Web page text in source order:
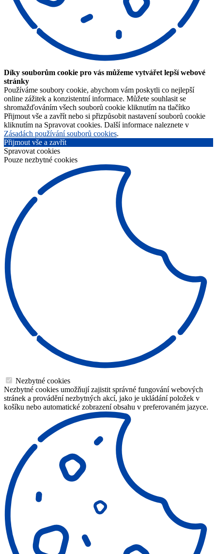
Díky souborům cookie pro vás můžeme vytvářet lepší webové
stránky
Používáme soubory cookie, abychom vám poskytli co nejlepší
online zážitek a konzistentní informace. Můžete souhlasit se
shromažďováním všech souborů cookie kliknutím na tlačítko
Přijmout vše a zavřít nebo si přizpůsobit nastavení souborů cookie
kliknutím na Spravovat cookies. Další informace naleznete v
Zásadách používání souborů cookies.
Přijmout vše a zavřít
Spravovat cookies
Pouze nezbytné cookies
Nezbytné cookies
Nezbytné cookies umožňují zajistit správné fungování webových
stránek a provádění nezbytných akcí, jako je ukládání položek v
košíku nebo automatické zobrazení obsahu v preferovaném jazyce.